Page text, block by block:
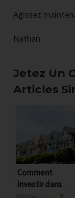
Agissez
Nathan
Jetez Un
Articles
Comment
investir dans